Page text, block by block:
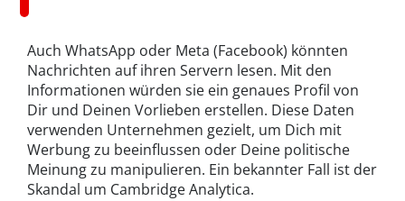
Auch WhatsApp oder Meta (Facebook) könnten
Nachrichten auf ihren Servern lesen. Mit den
Informationen würden sie ein genaues Profil von
Dir und Deinen Vorlieben erstellen. Diese Daten
verwenden Unternehmen gezielt, um Dich mit
Werbung zu beeinflussen oder Deine politische
Meinung zu manipulieren. Ein bekannter Fall ist der
Skandal um Cambridge Analytica.